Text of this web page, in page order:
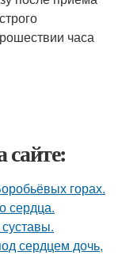
часа
сайте:
горах.
сердца.
сердцем дочь,